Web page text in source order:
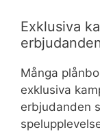
Exklusiva
Många
exklusiva
erbjudanden